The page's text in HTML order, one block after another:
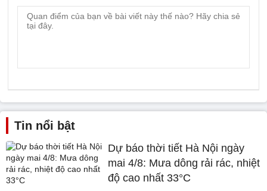
Tin nổi bật
Dự báo thời tiết Hà Nội ngày
mai 4/8: Mưa dông rải rác, nhiệt
độ cao nhất 33°C